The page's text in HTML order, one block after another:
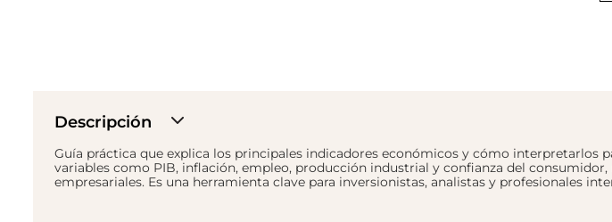
Descripción
Guía práctica que explica los principales indicadores económicos y cómo interpretarlos
variables como PIB, inflación, empleo, producción industrial y confianza del
empresariales. Es una herramienta clave para inversionistas, analistas y profesionales